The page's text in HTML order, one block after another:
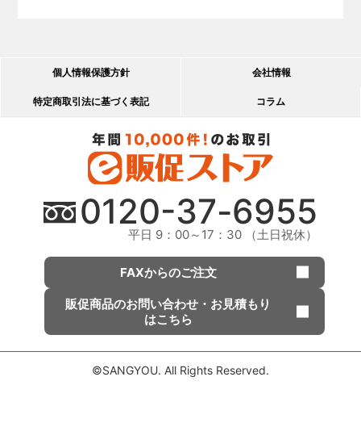
個人情報保護方針 会社情報
特定商取引法に基づく表記 コラム
0120-37-6955
平日 9：00～17：30 （土日祝休）
FAXからのご注文
販促商品のお問い合わせ・ お見積もり
はこちら
©SANGYOU. All Rights Reserved.